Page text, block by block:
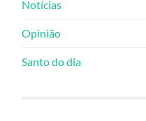
Notícias
Opinião
Santo do dia